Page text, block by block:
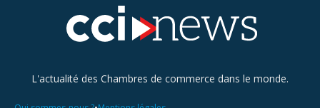
L'actualité des Chambres de commerce dans le monde.